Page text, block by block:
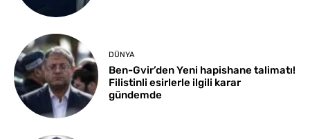
DÜNYA
Ben-Gvir’den Yeni hapishane talimatı!
Filistinli esirlerle ilgili karar
gündemde